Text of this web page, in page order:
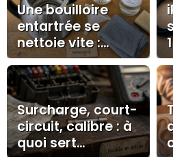
Une bouilloire
entartrée se
nettoie vite :
vinaigre dosé,
bicarbonate et
gestes à éviter
Surcharge, court-
circuit, calibre : à
quoi sert